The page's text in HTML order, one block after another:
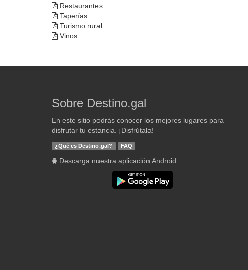
Restaurantes
Taperías
Turismo rural
Vinos
Sobre Destino.gal
En este sitio podrás conocer los mejores lugares para
disfrutar tu estancia. ¡Disfrútala!
¿Qué es Destino.gal? FAQ
Descarga nuestra aplicación Android